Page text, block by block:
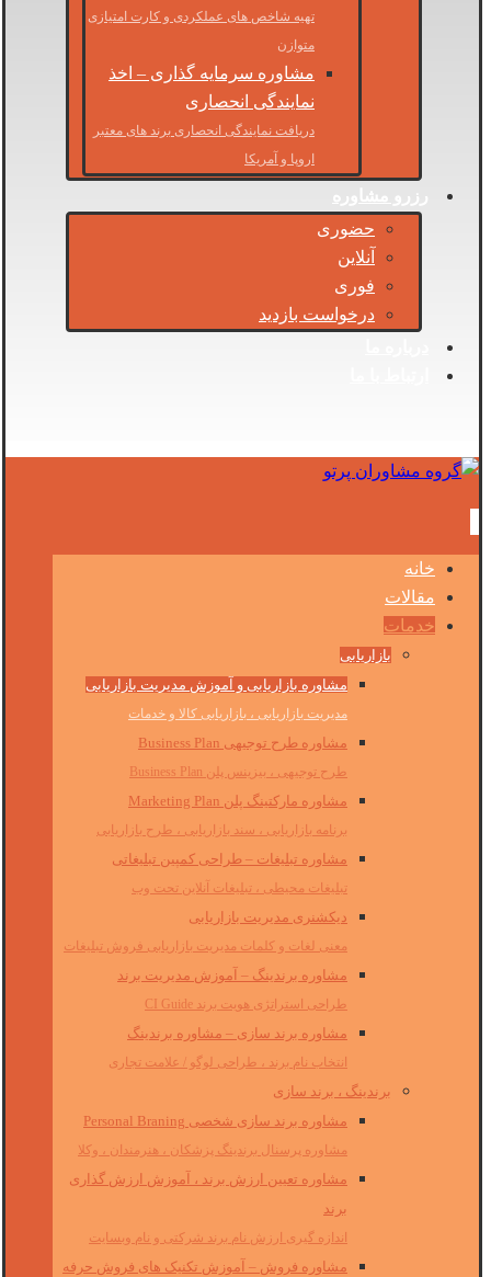
تهیه شاخص های عملکردی و کارت امتیازی
متوازن
مشاوره سرمایه گذاری – اخذ
نمایندگی انحصاری
دریافت نمایندگی انحصاری برند های معتبر
اروپا و آمریکا
رزرو مشاوره
حضوری
آنلاین
فوری
درخواست بازدید
خانه
مقالات
خدمات
بازاریابی
مشاوره بازاریابی و آموزش مدیریت بازاریابی
مدیریت بازاریابی ، بازاریابی کالا و خدمات
مشاوره طرح توجیهی Business Plan
طرح توجیهی ، بیزینس پلن Business Plan
مشاوره مارکتینگ پلن Marketing Plan
برنامه بازاریابی ، سند بازاریابی ، طرح بازاریابی
مشاوره تبلیغات – طراحی کمپین تبلیغاتی
تبلیغات محیطی ، تبلیغات آنلاین تحت وب
دیکشنری مدیریت بازاریابی
معنی لغات و کلمات مدیریت بازاریابی فروش تبلیغات
مشاوره برندینگ – آموزش مدیریت برند
طراحی استراتژی هویت برند CI Guide
مشاوره برند سازی – مشاوره برندینگ
انتخاب نام برند ، طراحی لوگو / علامت تجاری
برندینگ ، برند سازی
مشاوره برند سازی شخصی Personal Braning
مشاوره پرسنال برندینگ پزشکان ، هنرمندان ، وکلا
مشاوره تعیین ارزش برند ، آموزش ارزش گذاری
برند
اندازه گیری ارزش نام برند شرکتی و نام وبسایت
مشاوره فروش – آموزش تکنیک های فروش حرفه